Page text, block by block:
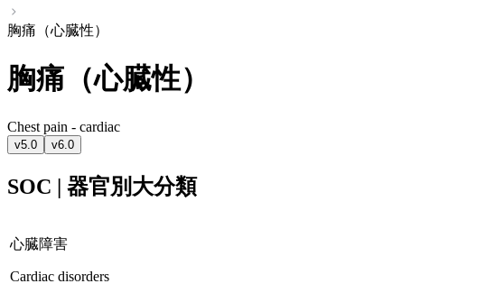
胸痛（心臓性）
胸痛（心臓性）
Chest pain - cardiac
v5.0 v6.0
SOC | 器官別大分類
心臓障害
Cardiac disorders